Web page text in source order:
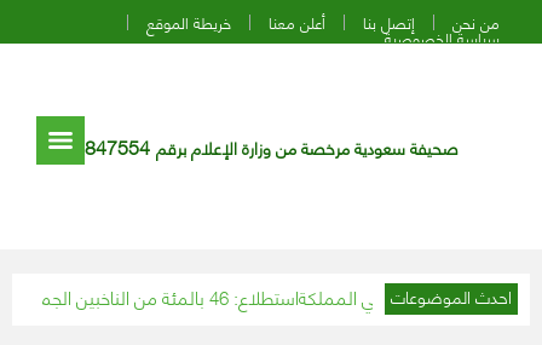
من نحن إتصل بنا أعلن معنا خريطة الموقع
سياسة الخصوصية
صحيفة سعودية مرخصة من وزارة الإعلام برقم 847554
احدث الموضوعات
الإثنين في المملكةاستطلاع: 46 بالمئة من الناخبين الجمهوريين سينضمون لـ”حزب ترامب” في حال تأسيسه